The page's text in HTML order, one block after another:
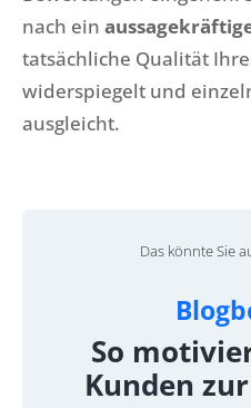
nach ein
tatsächliche Qualität
widerspiegelt und
ausgleicht.
Das könnte Sie
So
Kunden